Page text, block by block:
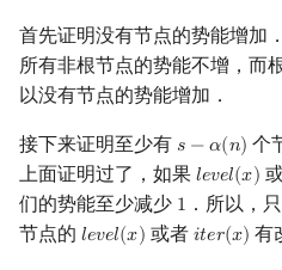
首先证明没有节点的势能增加
所有非根节点的势能不增，而
以没有节点的势能增加．
接下来证明至少有 𝑠 −𝛼(𝑛)
s −α (n) 个
上面证明过了，如果 𝑙𝑒𝑣𝑒𝑙(𝑥)
level(x)
们的势能至少减少 1
1 ．所以，
节点的 𝑙𝑒𝑣𝑒𝑙(𝑥)
level(x) 或者 𝑖𝑡𝑒𝑟(𝑥)
iter(x) 有